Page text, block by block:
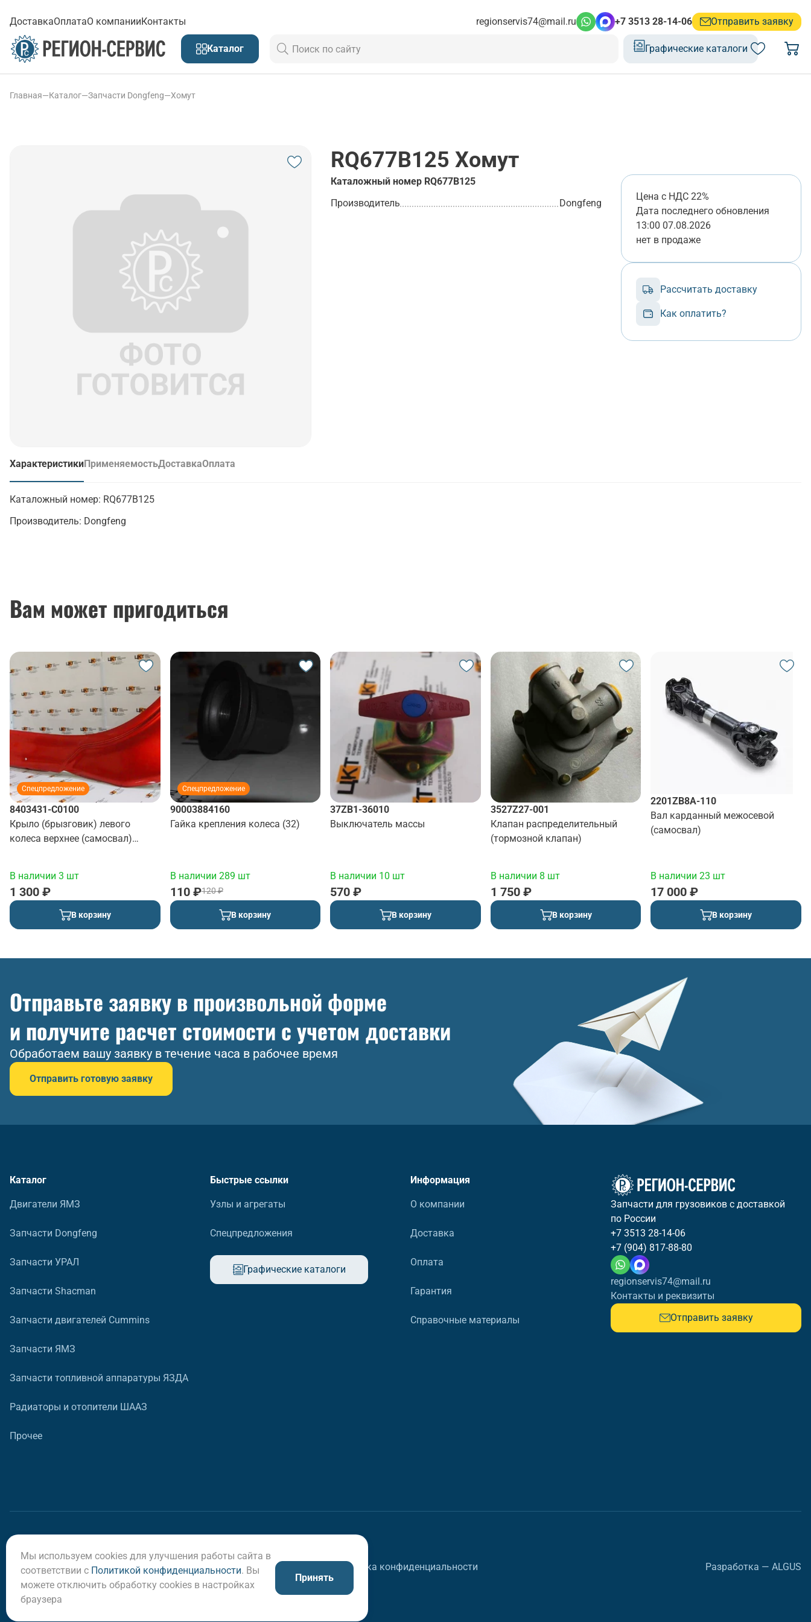
ДоставкаОплатаО компанииКонтакты regionservis74@mail.ru +7 3513 28-14-06 Отправить заявку
Каталог Графические каталоги
Главная—Каталог—Запчасти Dongfeng—Хомут
RQ677B125 Хомут
Каталожный номер RQ677B125
Производитель
Dongfeng
Цена с НДС 22%
Дата последнего обновления
13:00 07.08.2026
нет в продаже
Рассчитать доставку
Как оплатить?
Характеристики
(активная вкладка)
ПрименяемостьДоставкаОплата
Каталожный номер: RQ677B125
Производитель: Dongfeng
Вам может пригодиться
Спецпредложение
8403431-C0100
Крыло (брызговик) левого
колеса верхнее (самосвал)
В наличии 3 шт
1 300 ₽
В корзину
Спецпредложение
90003884160
Гайка крепления колеса (32)
В наличии 289 шт
120 ₽
110 ₽
В корзину
37ZB1-36010
Выключатель массы
В наличии 10 шт
570 ₽
В корзину
3527Z27-001
Клапан распределительный
(тормозной клапан)
В наличии 8 шт
1 750 ₽
В корзину
2201ZB8A-110
Вал карданный межосевой
(самосвал)
В наличии 23 шт
17 000 ₽
В корзину
Отправьте заявку в произвольной форме
и получите расчет стоимости с учетом доставки
Обработаем вашу заявку в течение часа в рабочее время
Отправить готовую заявку
Каталог
Двигатели ЯМЗ
Запчасти Dongfeng
Запчасти УРАЛ
Запчасти Shacman
Запчасти двигателей Cummins
Запчасти ЯМЗ
Запчасти топливной аппаратуры ЯЗДА
Радиаторы и отопители ШААЗ
Прочее
Быстрые ссылки
Узлы и агрегаты
Спецпредложения
Графические каталоги
Информация
О компании
Доставка
Оплата
Гарантия
Справочные материалы
Запчасти для грузовиков с доставкой
по России
+7 3513 28-14-06
+7 (904) 817-88-80
regionservis74@mail.ru
Контакты и реквизиты
Отправить заявку
© ООО «Регион-Сервис», 2026 Политика конфиденциальности Разработка — ALGUS
Мы используем cookies для улучшения работы сайта в
соответствии с Политикой конфиденциальности. Вы
можете отключить обработку cookies в настройках
браузера
Принять